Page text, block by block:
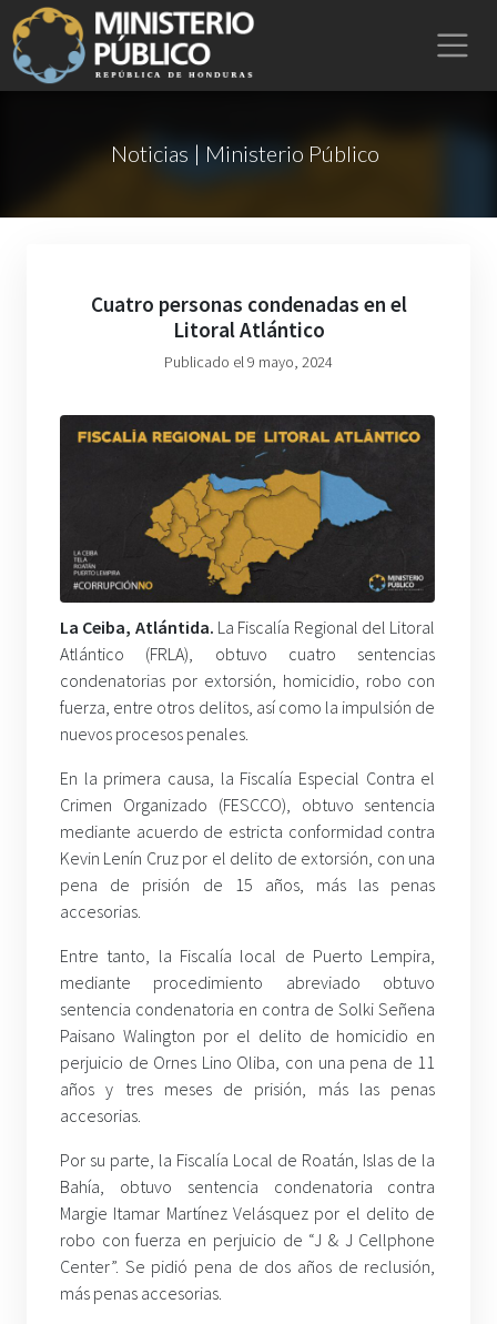
Noticias | Ministerio Público
Cuatro personas condenadas en el
Litoral Atlántico
Publicado el 9 mayo, 2024
La Ceiba, Atlántida. La Fiscalía Regional del Litoral
Atlántico (FRLA), obtuvo cuatro sentencias
condenatorias por extorsión, homicidio, robo con
fuerza, entre otros delitos, así como la impulsión de
nuevos procesos penales.
En la primera causa, la Fiscalía Especial Contra el
Crimen Organizado (FESCCO), obtuvo sentencia
mediante acuerdo de estricta conformidad contra
Kevin Lenín Cruz por el delito de extorsión, con una
pena de prisión de 15 años, más las penas
accesorias.
Entre tanto, la Fiscalía local de Puerto Lempira,
mediante procedimiento abreviado obtuvo
sentencia condenatoria en contra de Solki Señena
Paisano Walington por el delito de homicidio en
perjuicio de Ornes Lino Oliba, con una pena de 11
años y tres meses de prisión, más las penas
accesorias.
Por su parte, la Fiscalía Local de Roatán, Islas de la
Bahía, obtuvo sentencia condenatoria contra
Margie Itamar Martínez Velásquez por el delito de
robo con fuerza en perjuicio de “J & J Cellphone
Center”. Se pidió pena de dos años de reclusión,
más penas accesorias.